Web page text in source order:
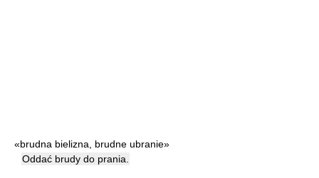
«brudna bielizna, brudne ubranie»
Oddać brudy do prania.